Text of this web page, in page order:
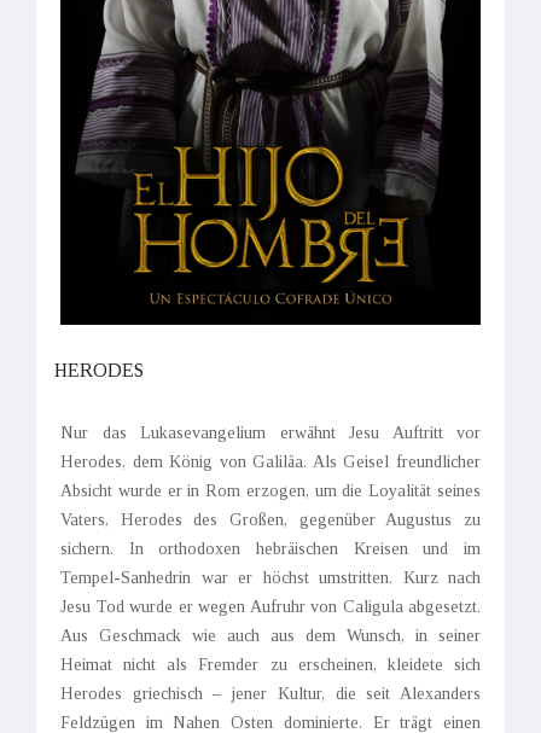
HERODES
Nur das Lukasevangelium erwähnt Jesu Auftritt vor
Herodes, dem König von Galiläa. Als Geisel freundlicher
Absicht wurde er in Rom erzogen, um die Loyalität seines
Vaters, Herodes des Großen, gegenüber Augustus zu
sichern. In orthodoxen hebräischen Kreisen und im
Tempel-Sanhedrin war er höchst umstritten. Kurz nach
Jesu Tod wurde er wegen Aufruhr von Caligula abgesetzt.
Aus Geschmack wie auch aus dem Wunsch, in seiner
Heimat nicht als Fremder zu erscheinen, kleidete sich
Herodes griechisch – jener Kultur, die seit Alexanders
Feldzügen im Nahen Osten dominierte. Er trägt einen